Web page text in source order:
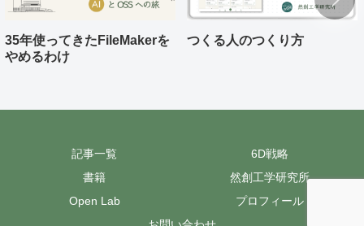
35年使ってきたFileMakerを
やめるわけ
つくる人のつくり方
記事一覧
6D戦略
書籍
然創工学研究所
Open Lab
プロフィール